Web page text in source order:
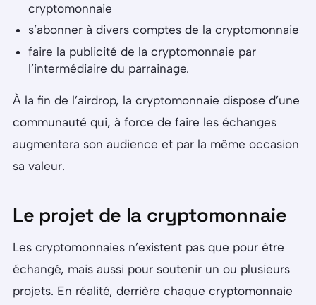
cryptomonnaie
s’abonner à divers comptes de la cryptomonnaie
faire la publicité de la cryptomonnaie par
l’intermédiaire du parrainage.
À la fin de l’airdrop, la cryptomonnaie dispose d’une
communauté qui, à force de faire les échanges
augmentera son audience et par la même occasion
sa valeur.
Le projet de la cryptomonnaie
Les cryptomonnaies n’existent pas que pour être
échangé, mais aussi pour soutenir un ou plusieurs
projets. En réalité, derrière chaque cryptomonnaie